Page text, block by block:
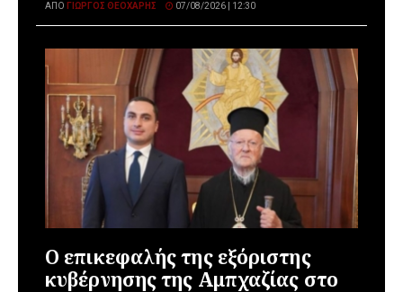
ΑΠΌ ΓΙΏΡΓΟΣ ΘΕΟΧΆΡΗΣ 07/08/2026 | 12:30
Ο επικεφαλής της εξόριστης
κυβέρνησης της Αμπχαζίας στο